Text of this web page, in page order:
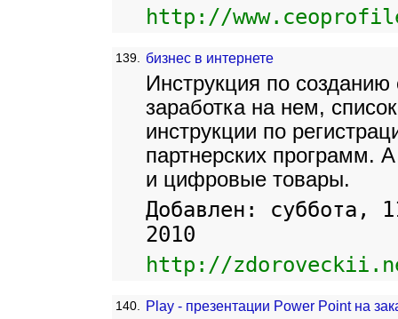
http://
139. бизнес в интернете
Инструкция по созданию
заработка на нем,
инструкции по
партнерских программ.
и цифровые товары.
Добавлен: суббота,
2010
http://
140. Play - презентации Power Point на